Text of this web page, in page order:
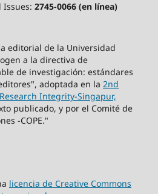
Issues: 2745-0066 (en línea)
editorial de la Universidad
a la directiva de
de investigación: estándares
adoptada en la 2nd
Integrity-Singapur,
publicado, y por el Comité de
-COPE."
licencia de Creative Commons